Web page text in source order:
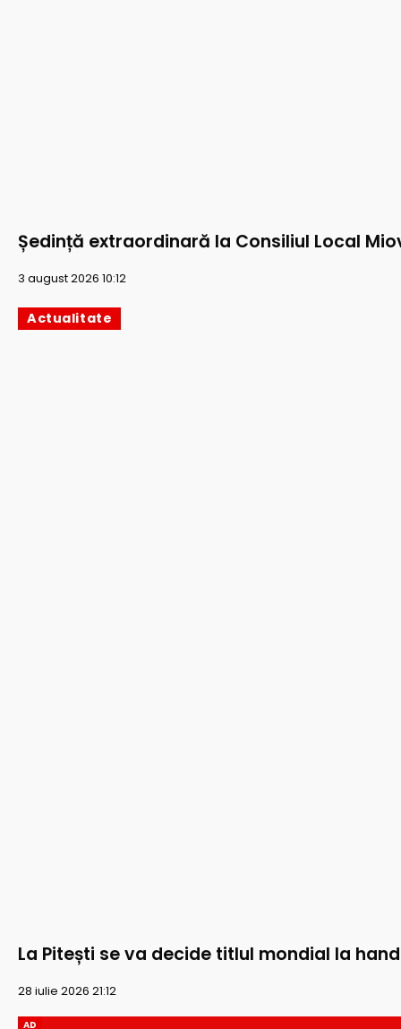
Ședință extraordinară la Consiliul Local
3 august 2026 10:12
Actualitate
La Pitești se va decide titlul mondial la
28 iulie 2026 21:12
AD